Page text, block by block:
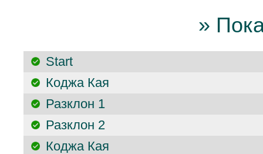
»
Start
Коджа Кая
Разклон 1
Разклон 2
Коджа Кая